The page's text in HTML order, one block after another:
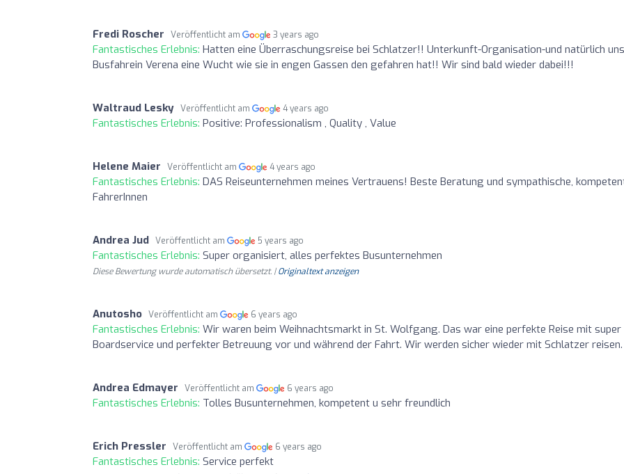
Fredi Roscher Veröffentlicht am 3 years ago
Fantastisches Erlebnis: Hatten eine Überraschungsreise bei Schlatzer!! Unterkunft-Organisation-und natürlich
Busfahrein Verena eine Wucht wie sie in engen Gassen den gefahren hat!! Wir sind bald wieder dabei!!!
Waltraud Lesky Veröffentlicht am 4 years ago
Fantastisches Erlebnis: Positive: Professionalism , Quality , Value
Helene Maier Veröffentlicht am 4 years ago
Fantastisches Erlebnis: DAS Reiseunternehmen meines Vertrauens! Beste Beratung und sympathische,
FahrerInnen
Andrea Jud Veröffentlicht am 5 years ago
Fantastisches Erlebnis: Super organisiert, alles perfektes Busunternehmen
Diese Bewertung wurde automatisch übersetzt. |Originaltext anzeigen
Anutosho Veröffentlicht am 6 years ago
Fantastisches Erlebnis: Wir waren beim Weihnachtsmarkt in St. Wolfgang. Das war eine perfekte Reise mit super
Boardservice und perfekter Betreuung vor und während der Fahrt. Wir werden sicher wieder mit Schlatzer reisen.
Andrea Edmayer Veröffentlicht am 6 years ago
Fantastisches Erlebnis: Tolles Busunternehmen, kompetent u sehr freundlich
Erich Pressler Veröffentlicht am 6 years ago
Fantastisches Erlebnis: Service perfekt